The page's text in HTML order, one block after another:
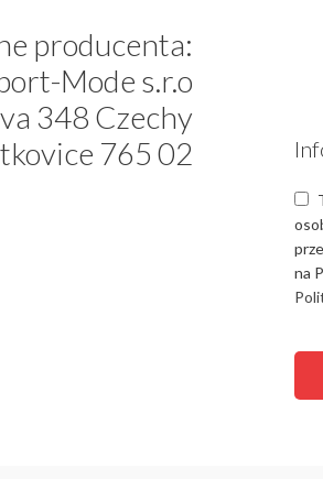
producenta:
Mode s.r.o
348 Czechy
765 02
na